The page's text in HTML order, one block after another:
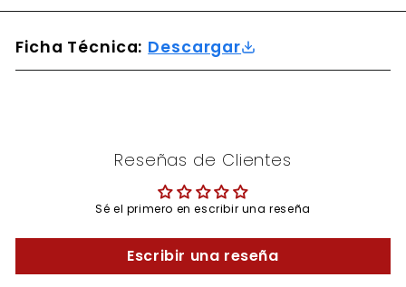
Ficha Técnica: Descargar
Reseñas de Clientes
Sé el primero en escribir una reseña
Escribir una reseña